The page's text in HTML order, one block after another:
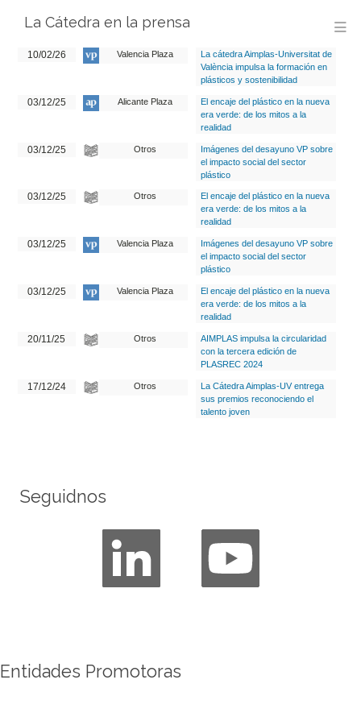
La Cátedra en la prensa
10/02/26 Valencia Plaza
La cátedra Aimplas-Universitat de
València impulsa la formación en
plásticos y sostenibilidad
03/12/25 Alicante Plaza
El encaje del plástico en la nueva
era verde: de los mitos a la
realidad
03/12/25 Otros
Imágenes del desayuno VP sobre
el impacto social del sector
plástico
03/12/25 Otros
El encaje del plástico en la nueva
era verde: de los mitos a la
realidad
03/12/25 Valencia Plaza
Imágenes del desayuno VP sobre
el impacto social del sector
plástico
03/12/25 Valencia Plaza
El encaje del plástico en la nueva
era verde: de los mitos a la
realidad
20/11/25 Otros
AIMPLAS impulsa la circularidad
con la tercera edición de
PLASREC 2024
17/12/24 Otros
La Cátedra Aimplas-UV entrega
sus premios reconociendo el
talento joven
Seguidnos
Entidades Promotoras